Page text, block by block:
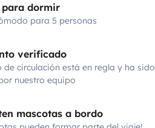
para dormir
para 5 personas
verificado
de circulación está en regla y ha sido
nuestro equipo
mascotas a bordo